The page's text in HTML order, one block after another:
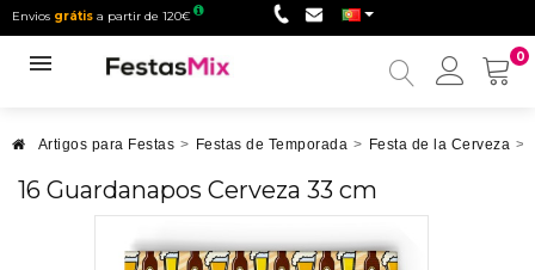
Envios grátis a partir de 120€
0
Minha
Artigos para Festas > Festas de Temporada > Festa de la Cerveza >
16 Guardanapos Cerveza 33 cm